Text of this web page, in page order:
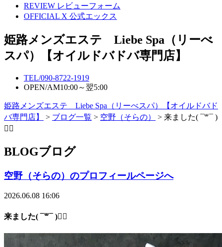
REVIEW レビューフォーム
OFFICIAL X 公式エックス
姫路メンズエステ Liebe Spa（リーべ
スパ）【オイルドバドバ専門店】
TEL/090-8722-1919
OPEN/AM10:00～翌5:00
姫路メンズエステ Liebe Spa（リーべスパ）【オイルドバド
バ専門店】
> ブログ一覧 > 空野（そらの）
> 来ました( ¯꒳¯ )
👌🏻
BLOGブログ
空野（そらの）のプロフィールページへ
2026.06.08 16:06
来ました( ¯꒳¯ )👌🏻